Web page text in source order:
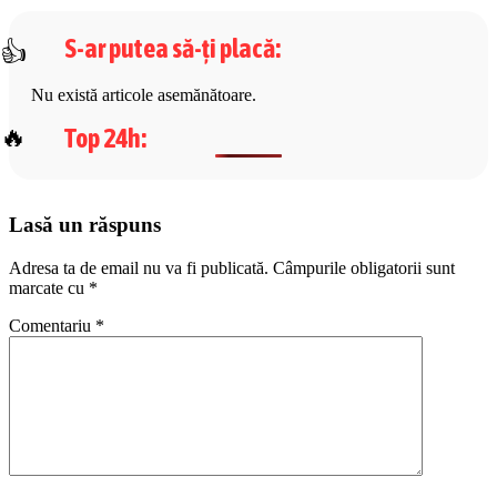
S-ar putea să-ți placă:
Nu există articole asemănătoare.
Top 24h:
Lasă un răspuns
Adresa ta de email nu va fi publicată. Câmpurile obligatorii sunt
marcate cu *
Comentariu *